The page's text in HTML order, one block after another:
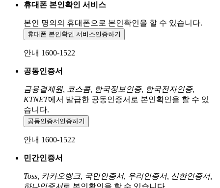
휴대폰 본인확인 서비스
본인 명의의 휴대폰으로 본인확인을 할 수 있습니다.
휴대폰 본인확인 서비스인증하기
안내 1600-1522
공동인증서
금융결제원, 코스콤, 한국정보인증, 한국전자인증,
KTNET에서 발급한 공동인증서로 본인확인을 할 수 있
습니다.
공동인증서 인증하기
안내 1600-1522
민간인증서
Toss, 카카오뱅크, 국민인증서, 우리인증서, 신한인증서,